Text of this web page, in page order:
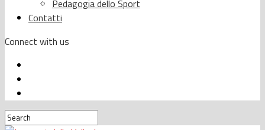
Pedagogia dello Sport
Contatti
Connect with us